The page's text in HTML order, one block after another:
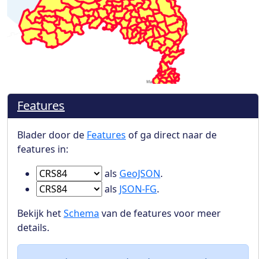
Features
Blader door de Features of ga direct naar de
features in:
Ga naar Features in
als GeoJSON.
Ga naar Features in
als JSON-FG.
Bekijk hetSchema van de features voor meer
details.